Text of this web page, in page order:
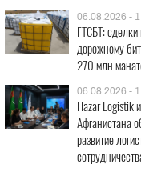
06.08.2026 -
ГТСБТ:
дорожному
270 млн
06.08.2026 -
Hazar Logistik
Афганистана
развитие